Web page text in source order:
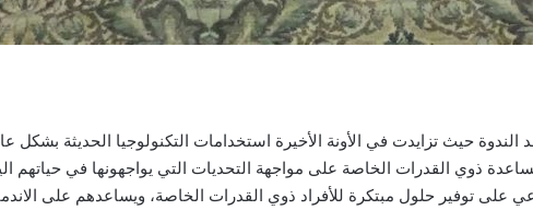
الندوة حيث تزايدت في الأونة الأخيرة استخدامات التكنولوجيا الحديثة بشكل
ذوي القدرات الخاصة على مواجهة التحديات التي يواجهونها في حياتهم
على توفير حلول مبتكرة للأفراد ذوي القدرات الخاصة، ويساعدهم على